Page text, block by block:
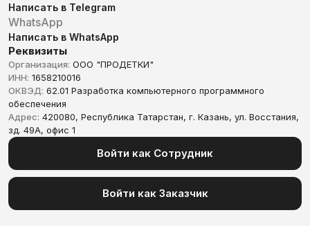
Написать в Telegram
WhatsApp
Написать в WhatsApp
Реквизиты
Организация: ООО "ПРОДЕТКИ"
ИНН: 1658210016
ОКВЭД: 62.01 Разработка компьютерного программного
обеспечения
Адрес: 420080, Республика Татарстан, г. Казань, ул. Восстания,
зд. 49А, офис 1
Войти как Сотрудник
Войти как Заказчик